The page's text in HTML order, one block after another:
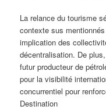
La relance du tourisme
contexte sus
implication des
décentralisation. De
futur producteur de
pour la visibilité
concurrentiel pour
Destination